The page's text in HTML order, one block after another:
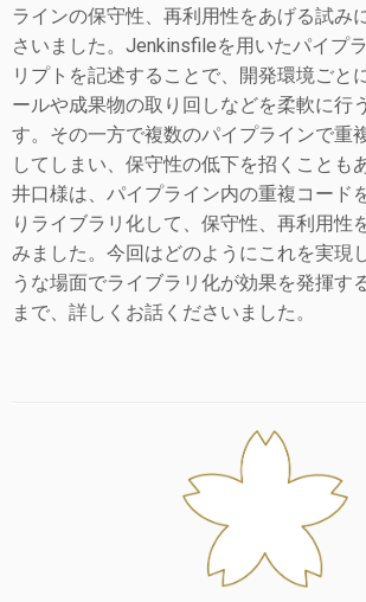
ラインの保守性、再利用性をあげる試み
さいました。Jenkinsfileを用いたパイプ
リプトを記述することで、開発環境ごと
ールや成果物の取り回しなどを柔軟に行
す。その一方で複数のパイプラインで重
してしまい、保守性の低下を招くことも
井口様は、パイプライン内の重複コード
りライブラリ化して、保守性、再利用性
みました。今回はどのようにこれを実現
うな場面でライブラリ化が効果を発揮す
まで、詳しくお話くださいました。